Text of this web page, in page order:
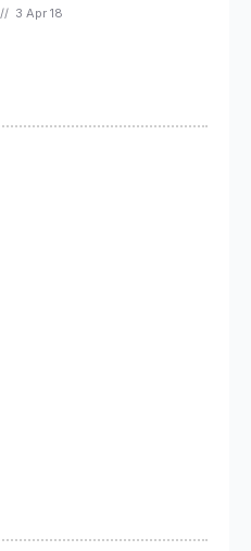
// 3 Apr 18